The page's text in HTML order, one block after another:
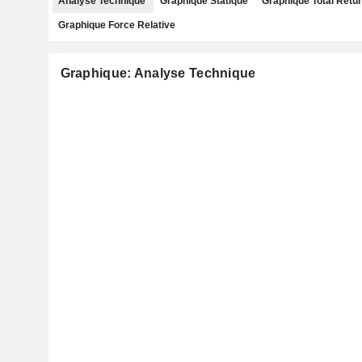
Graphique Force Relative
Graphique: Analyse Technique